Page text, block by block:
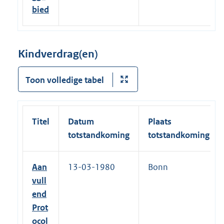
bied
Kindverdrag(en)
Toon volledige tabel
Titel
Datum
totstandkoming
Plaats
totstandkoming
Aan
vull
end
Prot
ocol
13-03-1980 Bonn